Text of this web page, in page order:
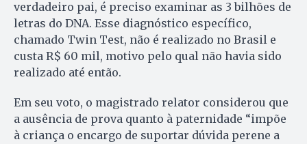
verdadeiro pai, é preciso examinar as 3 bilhões de
letras do DNA. Esse diagnóstico específico,
chamado Twin Test, não é realizado no Brasil e
custa R$ 60 mil, motivo pelo qual não havia sido
realizado até então.
Em seu voto, o magistrado relator considerou que
a ausência de prova quanto à paternidade “impõe
à criança o encargo de suportar dúvida perene a